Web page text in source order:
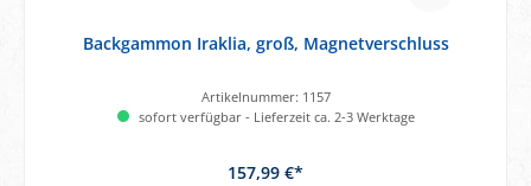
Backgammon Iraklia, groß, Magnetverschluss
Artikelnummer: 1157
sofort verfügbar - Lieferzeit ca. 2-3 Werktage
157,99 €*